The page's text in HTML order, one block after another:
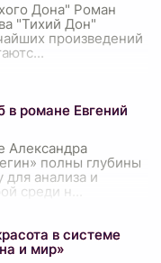
Дона" Роман
"Тихий Дон"
произведений
...
в романе Евгений
Александра
полны глубины
для анализа и
среди н
в системе
и мир»